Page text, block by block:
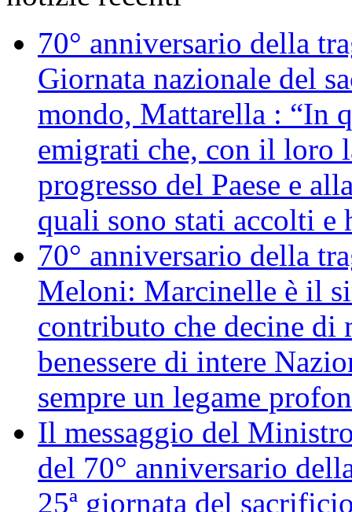
70° anniversario della
Giornata nazionale del
mondo, Mattarella : “In
emigrati che, con il loro
progresso del Paese e
quali sono stati accolti e
70° anniversario della
Meloni: Marcinelle è il
contributo che decine
benessere di intere
sempre un legame
Il messaggio del
del 70° anniversario
25ª giornata del